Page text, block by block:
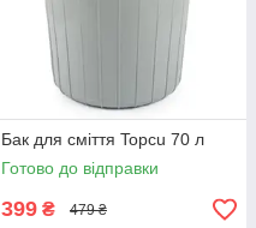
Бак для сміття Topcu 70 л
Готово до відправки
399 ₴ 479 ₴